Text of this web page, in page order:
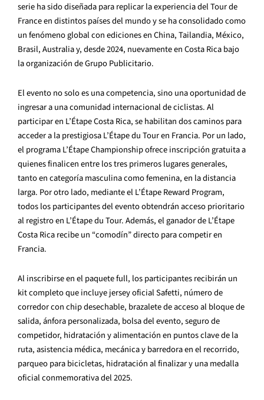
serie ha sido diseñada para replicar la experiencia del Tour de
France en distintos países del mundo y se ha consolidado como
un fenómeno global con ediciones en China, Tailandia, México,
Brasil, Australia y, desde 2024, nuevamente en Costa Rica bajo
la organización de Grupo Publicitario.
El evento no solo es una competencia, sino una oportunidad de
ingresar a una comunidad internacional de ciclistas. Al
participar en L’Étape Costa Rica, se habilitan dos caminos para
acceder a la prestigiosa L’Étape du Tour en Francia. Por un lado,
el programa L’Étape Championship ofrece inscripción gratuita a
quienes finalicen entre los tres primeros lugares generales,
tanto en categoría masculina como femenina, en la distancia
larga. Por otro lado, mediante el L’Étape Reward Program,
todos los participantes del evento obtendrán acceso prioritario
al registro en L’Étape du Tour. Además, el ganador de L’Étape
Costa Rica recibe un “comodín” directo para competir en
Francia.
Al inscribirse en el paquete full, los participantes recibirán un
kit completo que incluye jersey oficial Safetti, número de
corredor con chip desechable, brazalete de acceso al bloque de
salida, ánfora personalizada, bolsa del evento, seguro de
competidor, hidratación y alimentación en puntos clave de la
ruta, asistencia médica, mecánica y barredora en el recorrido,
parqueo para bicicletas, hidratación al finalizar y una medalla
oficial conmemorativa del 2025.